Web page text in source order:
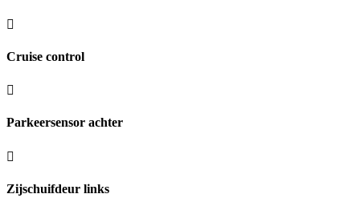
Cruise control
Parkeersensor achter
Zijschuifdeur links